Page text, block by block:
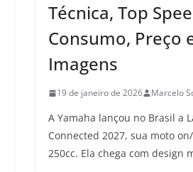
Técnica, Top
Consumo, Preço
Imagens
19 de janeiro de 2026 Marcelo
A Yamaha lançou no Brasil a
Connected 2027, sua moto
250cc. Ela chega com design